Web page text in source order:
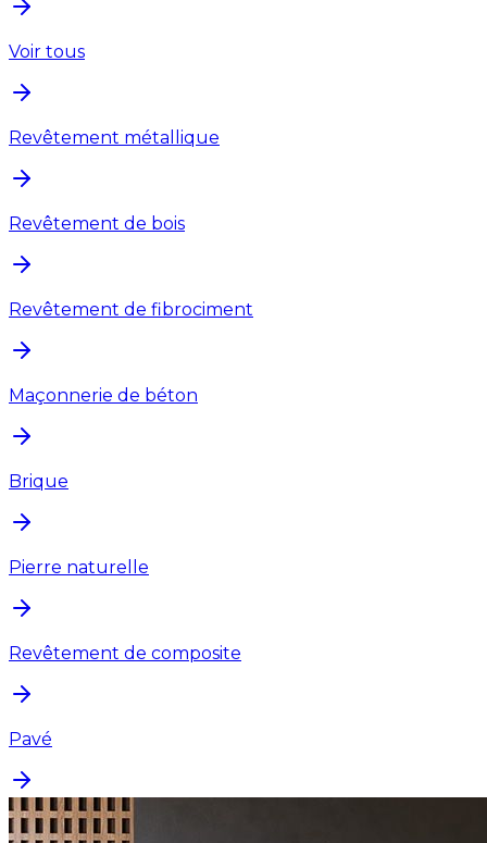
Voir tous
Revêtement métallique
Revêtement de bois
Revêtement de fibrociment
Maçonnerie de béton
Brique
Pierre naturelle
Revêtement de composite
Pavé